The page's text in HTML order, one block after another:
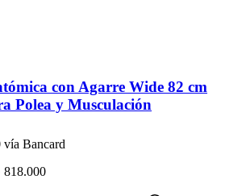
con Agarre Wide 82 cm
Polea y Musculación
vía Bancard